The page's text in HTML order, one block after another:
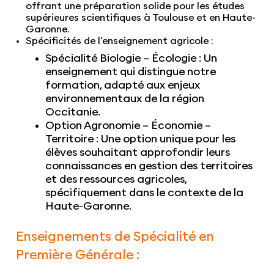
offrant une préparation solide pour les études
supérieures scientifiques à Toulouse et en Haute-
Garonne.
Spécificités de l’enseignement agricole:
Spécialité Biologie – Écologie: Un
enseignement qui distingue notre
formation, adapté aux enjeux
environnementaux de la région
Occitanie.
Option Agronomie – Économie –
Territoire: Une option unique pour les
élèves souhaitant approfondir leurs
connaissances en gestion des territoires
et des ressources agricoles,
spécifiquement dans le contexte de la
Haute-Garonne.
Enseignements de Spécialité en
Première Générale :